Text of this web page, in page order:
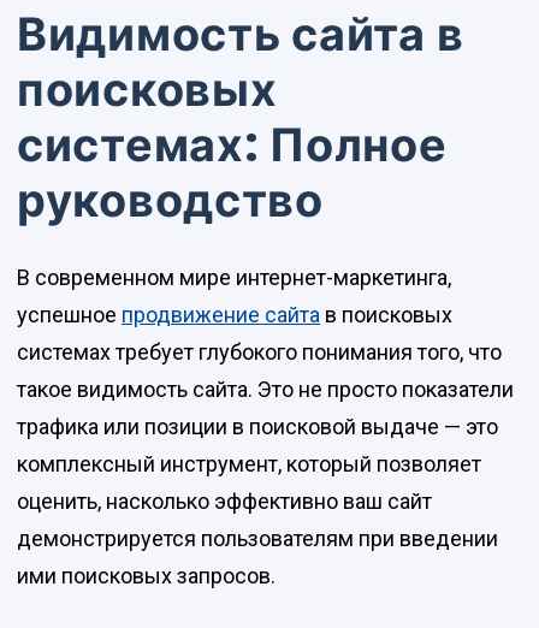
Видимость сайта в
поисковых
системах: Полное
руководство
В современном мире интернет-маркетинга,
успешное продвижение сайта в поисковых
системах требует глубокого понимания того, что
такое видимость сайта. Это не просто показатели
трафика или позиции в поисковой выдаче — это
комплексный инструмент, который позволяет
оценить, насколько эффективно ваш сайт
демонстрируется пользователям при введении
ими поисковых запросов.